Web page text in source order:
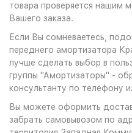
товара проверяется нашим
Вашего заказа.
Если Вы сомневаетесь,
переднего амортизатора
лучше сделать выбор в
группы "Амортизаторы" -
консультанту по телефону
Вы можете оформить
забрать самовывозом по